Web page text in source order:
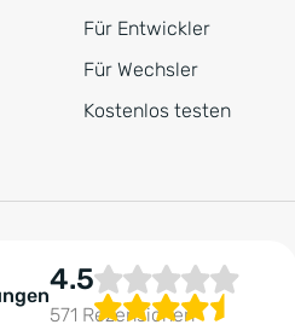
Für Entwickler
Für Wechsler
Kostenlos testen
4.5
571 Rezensionen